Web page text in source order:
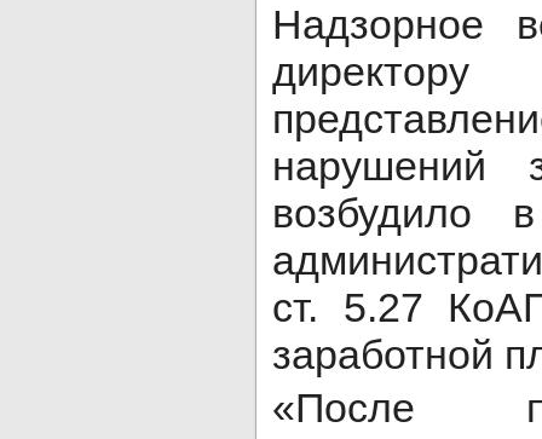
Надзорное
нарушений
возбудило
ст. 5.27
заработной
«После